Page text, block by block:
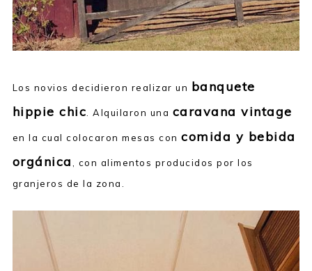
Los novios decidieron realizar un banquete
hippie chic . Alquilaron una caravana vintage
en la cual colocaron mesas concomida y bebida
orgánica
, con alimentos producidos por los
granjeros de la zona.